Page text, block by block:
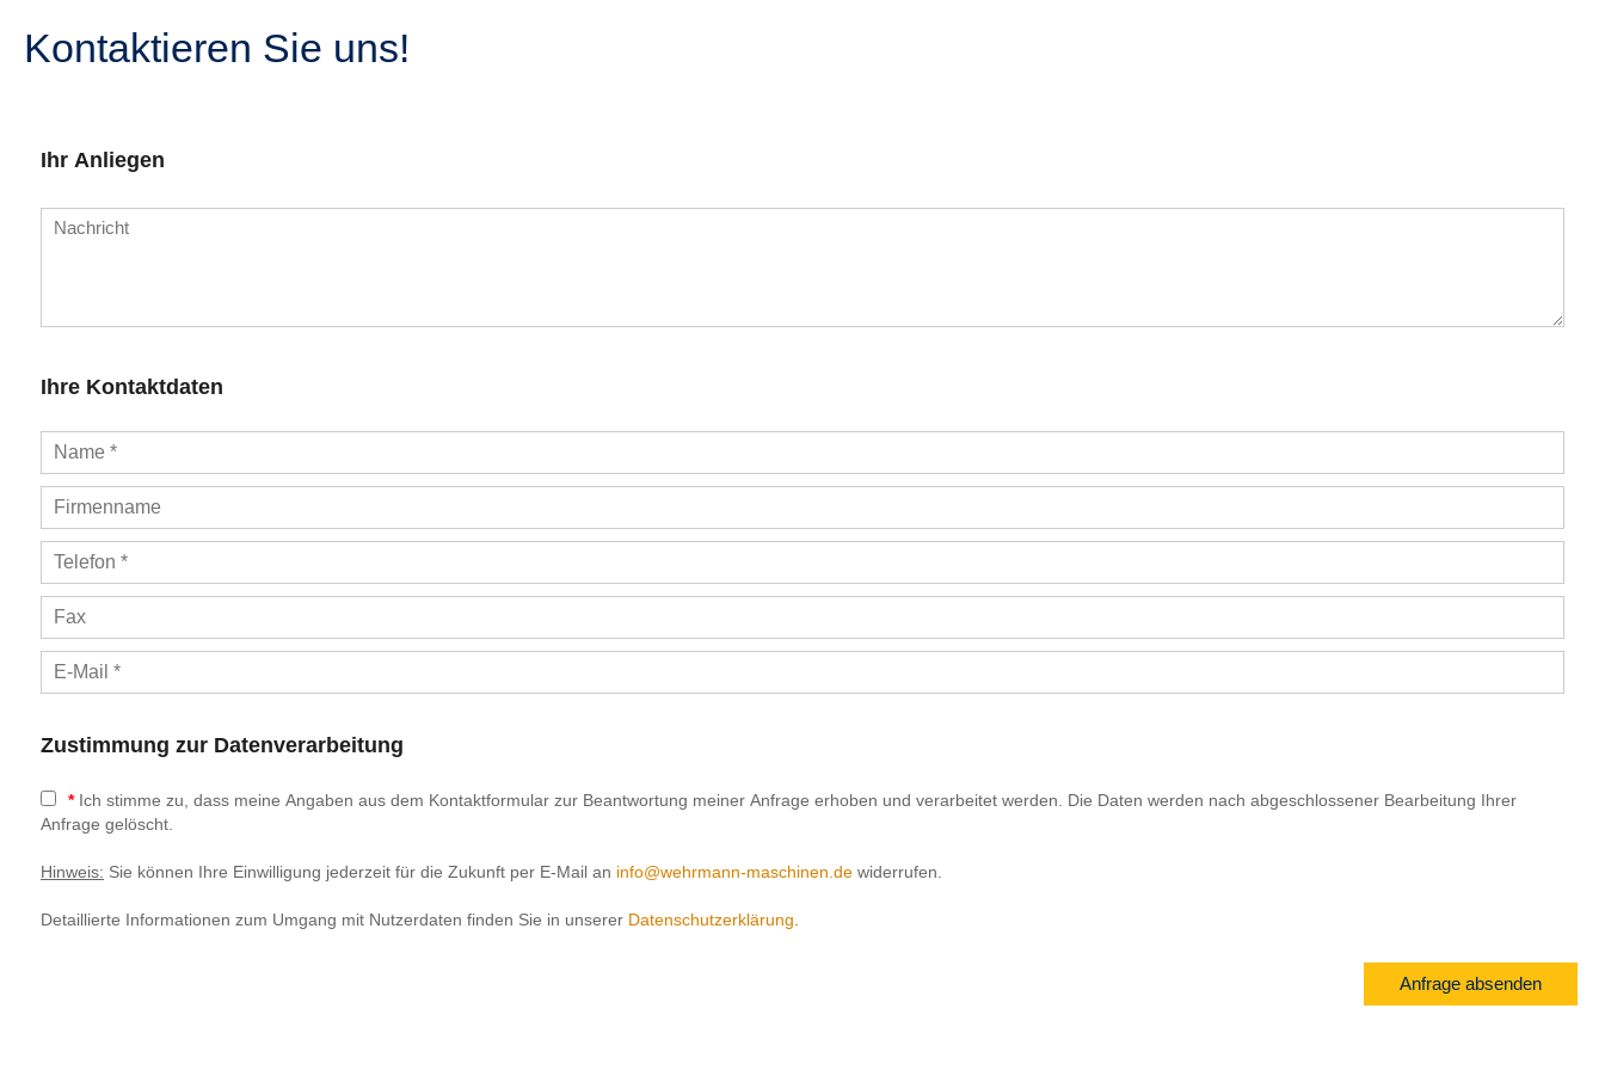
Kontaktieren Sie uns!
Ihr Anliegen
Ihre Kontaktdaten
Zustimmung zur Datenverarbeitung
*Ich stimme zu, dass meine Angaben aus dem Kontaktformular zur Beantwortung meiner Anfrage erhoben und verarbeitet werden. Die Daten werden nach abgeschlossener Bearbeitung Ihrer
Anfrage gelöscht.
Hinweis: Sie können Ihre Einwilligung jederzeit für die Zukunft per E-Mail an info@wehrmann-maschinen.de widerrufen.
Detaillierte Informationen zum Umgang mit Nutzerdaten finden Sie in unserer Datenschutzerklärung.